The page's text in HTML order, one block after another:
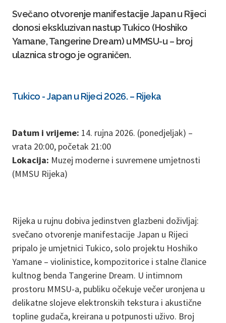
Svečano otvorenje manifestacije Japan u Rijeci
donosi ekskluzivan nastup Tukico (Hoshiko
Yamane, Tangerine Dream) u MMSU-u – broj
ulaznica strogo je ograničen.
Tukico - Japan u Rijeci 2026. – Rijeka
Datum i vrijeme: 14. rujna 2026. (ponedjeljak) –
vrata 20:00, početak 21:00
Lokacija: Muzej moderne i suvremene umjetnosti
(MMSU Rijeka)
Rijeka u rujnu dobiva jedinstven glazbeni doživljaj:
svečano otvorenje manifestacije Japan u Rijeci
pripalo je umjetnici Tukico, solo projektu Hoshiko
Yamane – violinistice, kompozitorice i stalne članice
kultnog benda Tangerine Dream. U intimnom
prostoru MMSU-a, publiku očekuje večer uronjena u
delikatne slojeve elektronskih tekstura i akustične
topline gudača, kreirana u potpunosti uživo. Broj